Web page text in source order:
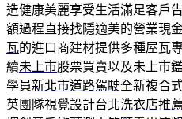
造健康美麗享受生活滿足客戶
額過程直接找隱適美的營業現
瓦的進口商建材提供多種屋瓦
續未上市股票買賣以及未上市
學員新北市道路駕駛全新複合
英團隊視覺設計台北洗衣店推薦